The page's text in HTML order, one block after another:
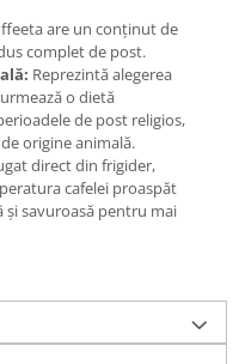
are un conținut de
complet de post.
Reprezintă alegerea
o dietă
de post religios,
origine animală.
direct din frigider,
cafelei proaspăt
savuroasă pentru mai